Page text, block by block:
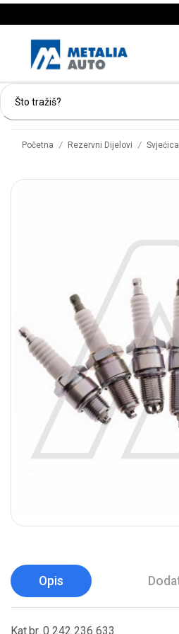
Početna / Rezervni Dijelovi / Svjećica
Opis
Kat.br. 0 242 236 633